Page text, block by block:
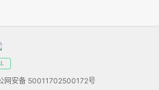
网安备 50011702500172号